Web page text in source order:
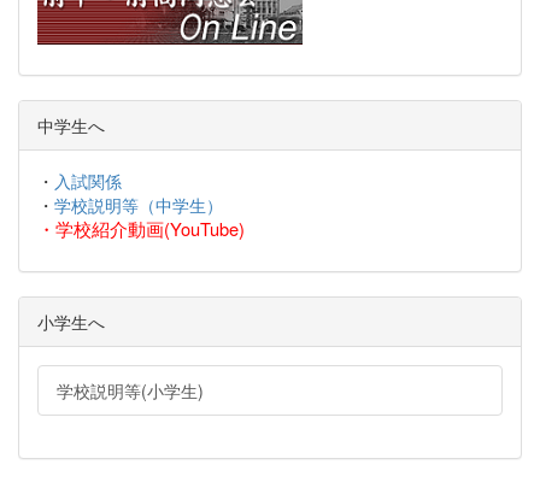
中学生へ
・ 入試関係
・ 学校説明等（中学生）
・ 学校紹介動画(YouTube)
小学生へ
学校説明等(小学生)